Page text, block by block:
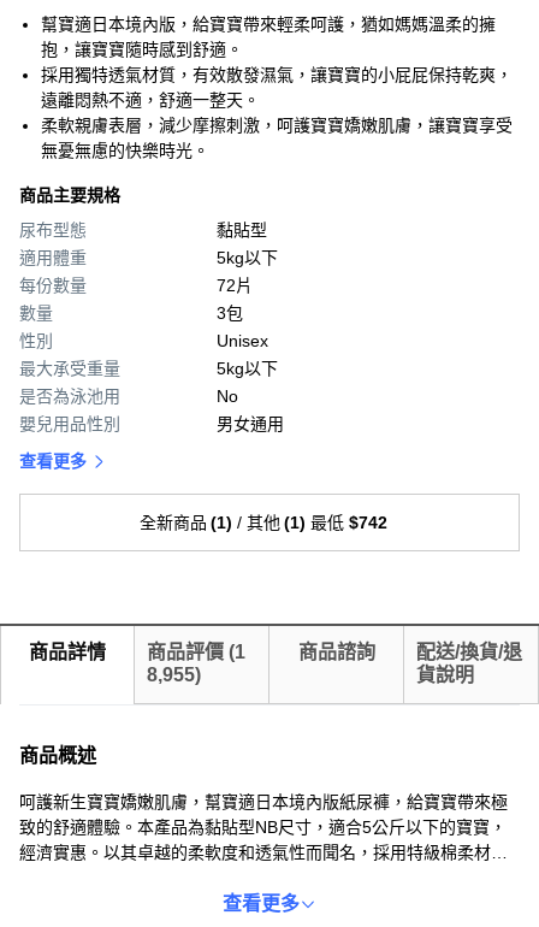
幫寶適日本境內版，給寶寶帶來輕柔呵護，猶如媽媽溫柔的擁
抱，讓寶寶隨時感到舒適。
採用獨特透氣材質，有效散發濕氣，讓寶寶的小屁屁保持乾爽，
遠離悶熱不適，舒適一整天。
柔軟親膚表層，減少摩擦刺激，呵護寶寶嬌嫩肌膚，讓寶寶享受
無憂無慮的快樂時光。
商品主要規格
尿布型態
黏貼型
適用體重
5kg以下
每份數量
72片
數量
3包
性別
Unisex
最大承受重量
5kg以下
是否為泳池用
No
嬰兒用品性別
男女通用
查看更多
全新商品 (1) /其他 (1) 最低 $742
商品詳情 商品評價 (1
8,955)
商品諮詢
配送/換貨/退
貨說明
商品概述
呵護新生寶寶嬌嫩肌膚，幫寶適日本境內版紙尿褲，給寶寶帶來極
致的舒適體驗。本產品為黏貼型NB尺寸，適合5公斤以下的寶寶，
經濟實惠。以其卓越的柔軟度和透氣性而聞名，採用特級棉柔材
活動。日本原裝進口，經過嚴格的品質檢測，安全無刺激，是新手
查看更多